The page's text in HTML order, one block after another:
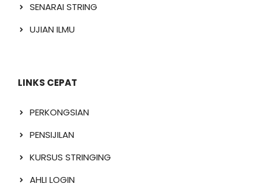
SENARAI STRING
UJIAN ILMU
LINKS CEPAT
PERKONGSIAN
PENSIJILAN
KURSUS STRINGING
AHLI LOGIN